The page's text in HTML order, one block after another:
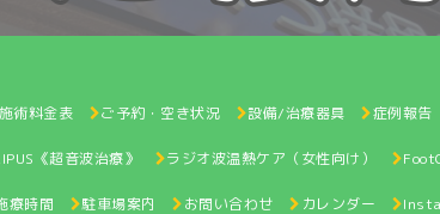
施術料金表 ご予約・空き状況 設備/治療器具 症例報告
《超音波治療》 ラジオ波温熱ケア（女性向け）
療時間 駐車場案内 お問い合わせ カレンダー